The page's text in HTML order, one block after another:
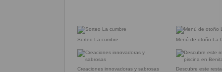
Sorteo La cumbre Menú de otoño La
Creaciones innovadoras y sabrosas
Descubre este